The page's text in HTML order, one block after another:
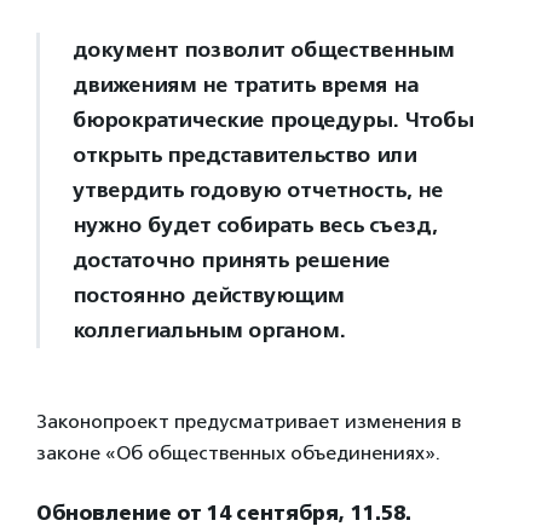
документ позволит общественным
движениям не тратить время на
бюрократические процедуры. Чтобы
открыть представительство или
утвердить годовую отчетность, не
нужно будет собирать весь съезд,
достаточно принять решение
постоянно действующим
коллегиальным органом.
Законопроект предусматривает изменения в
законе «Об общественных объединениях».
Обновление от 14 сентября, 11.58.